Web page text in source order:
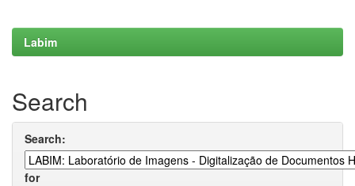
Labim
Search
Search:
for